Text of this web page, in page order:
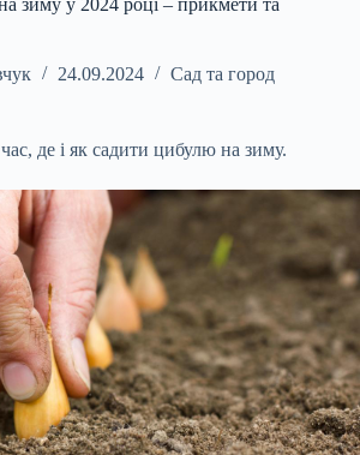
зиму у 2024 році – прикмети та
24.09.2024 Сад та город
де і як садити цибулю на зиму.